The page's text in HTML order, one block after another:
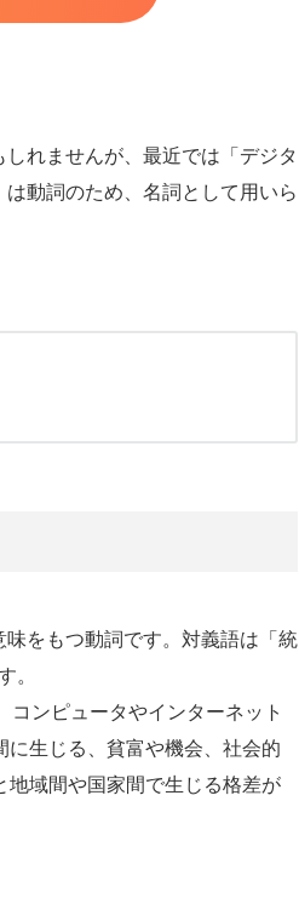
れませんが、最近では「デジタ
動詞のため、名詞として用いら
をもつ動詞です。対義語は「統
。
ンピュータやインターネット
生じる、貧富や機会、社会的
域間や国家間で生じる格差が